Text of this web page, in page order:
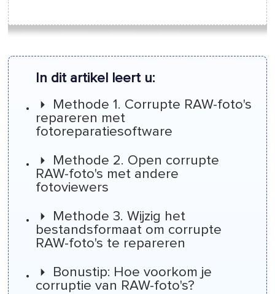
In dit artikel leert u:
Methode 1. Corrupte RAW-foto's
repareren met
fotoreparatiesoftware
Methode 2. Open corrupte
RAW-foto's met andere
fotoviewers
Methode 3. Wijzig het
bestandsformaat om corrupte
RAW-foto's te repareren
Bonustip: Hoe voorkom je
corruptie van RAW-foto's?